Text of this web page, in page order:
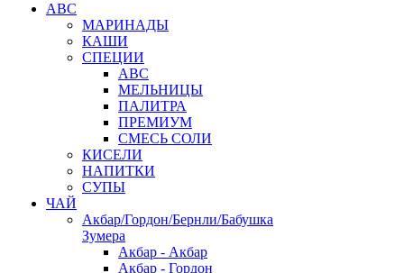
АВС
МАРИНАДЫ
КАШИ
СПЕЦИИ
АВС
МЕЛЬНИЦЫ
ПАЛИТРА
ПРЕМИУМ
СМЕСЬ СОЛИ
КИСЕЛИ
НАПИТКИ
СУПЫ
ЧАЙ
Акбар/Гордон/Бернли/Бабушка
Зумера
Акбар - Акбар
Акбар - Гордон